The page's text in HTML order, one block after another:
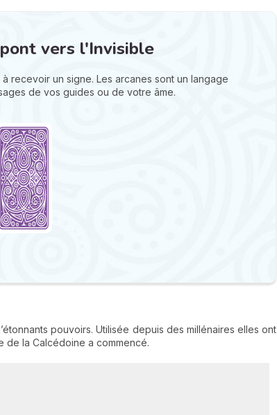
vers l'Invisible
recevoir un signe. Les arcanes sont un langage
de vos guides ou de votre âme.
pouvoirs. Utilisée depuis des millénaires elles ont
de la Calcédoine a commencé.